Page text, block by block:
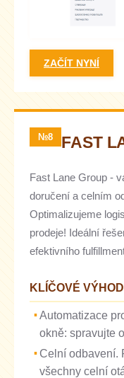
ZAČÍT NYNÍ
№8 FAST
Fast Lane Group -
doručení a celním
Optimalizujeme
prodeje! Ideální
efektivního
KLÍČOVÉ
Automatizace
okně: spravujte
Celní odbavení.
všechny celní